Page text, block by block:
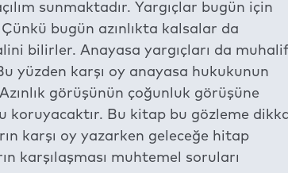
sunmaktadır. Yargıçlar bugün için
bugün azınlıkta kalsalar da
bilirler. Anayasa yargıçları da
yüzden karşı oy anayasa hukukunun
görüşünün çoğunluk görüşüne
koruyacaktır. Bu kitap bu gözleme
karşı oy yazarken geleceğe hitap
karşılaşması muhtemel soruları